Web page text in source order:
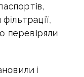
перевіряли
і